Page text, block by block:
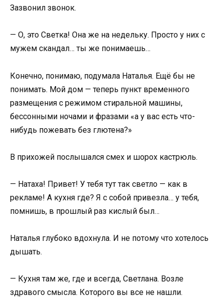
Зазвонил звонок.
— О, это Светка! Она же на недельку. Просто у них с
мужем скандал… ты же понимаешь…
Конечно, понимаю, подумала Наталья. Ещё бы не
понимать. Мой дом — теперь пункт временного
размещения с режимом стиральной машины,
бессонными ночами и фразами «а у вас есть что-
нибудь пожевать без глютена?»
В прихожей послышался смех и шорох кастрюль.
— Натаха! Привет! У тебя тут так светло — как в
рекламе! А кухня где? Я с собой привезла… у тебя,
помнишь, в прошлый раз кислый был…
Наталья глубоко вдохнула. И не потому что хотелось
дышать.
— Кухня там же, где и всегда, Светлана. Возле
здравого смысла. Которого вы все не нашли.